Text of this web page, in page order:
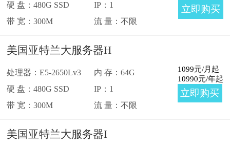
硬 盘：480G SSD
带 宽：300M
IP：1
流 量：不限
立即购买
美国亚特兰大服务器H
处理器：E5-2650Lv3
硬 盘：480G SSD
带 宽：300M
内 存：64G
IP：1
流 量：不限
1099元/月起
10990元/年起
立即购买
美国亚特兰大服务器I